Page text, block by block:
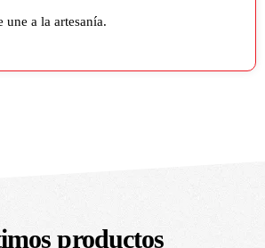
une a la artesanía.
productos